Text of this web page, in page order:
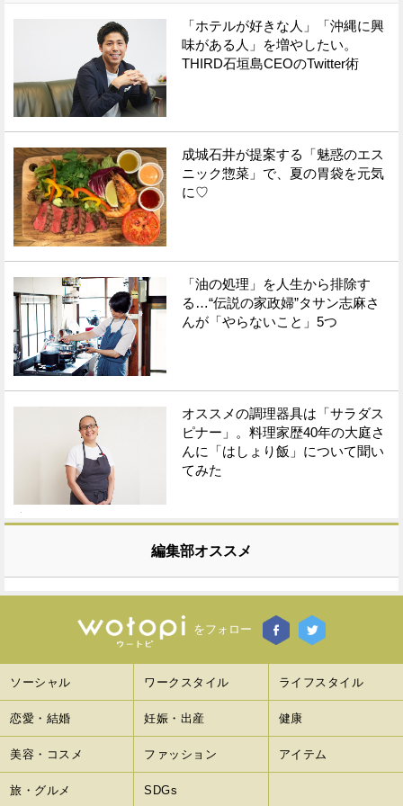
「ホテルが好きな人」「沖縄に興
味がある人」を増やしたい。
THIRD石垣島CEOのTwitter術
成城石井が提案する「魅惑のエス
ニック惣菜」で、夏の胃袋を元気
に♡
「油の処理」を人生から排除す
る…“伝説の家政婦”タサン志麻さ
んが「やらないこと」5つ
オススメの調理器具は「サラダス
ピナー」。料理家歴40年の大庭さ
んに「はしょり飯」について聞い
てみた
編集部オススメ
をフォロー
ソーシャル ワークスタイル ライフスタイル
恋愛・結婚 妊娠・出産 健康
美容・コスメ ファッション アイテム
旅・グルメ SDGs